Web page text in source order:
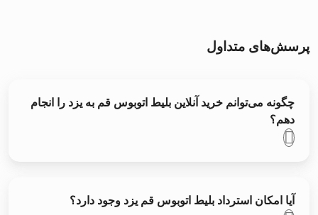
پرسش‌های متداول
چگونه می‌توانم خرید آنلاین بلیط اتوبوس قم به يزد را انجام
دهم؟
آیا امکان استرداد بلیط اتوبوس قم يزد وجود دارد؟